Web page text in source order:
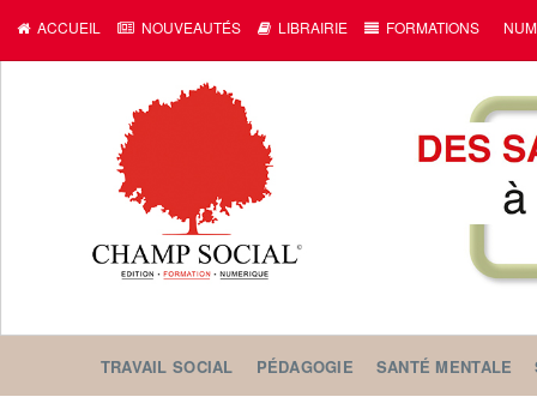
ACCUEIL NOUVEAUTÉS LIBRAIRIE FORMATIONS
TRAVAIL SOCIAL PÉDAGOGIE SANTÉ MENTALE